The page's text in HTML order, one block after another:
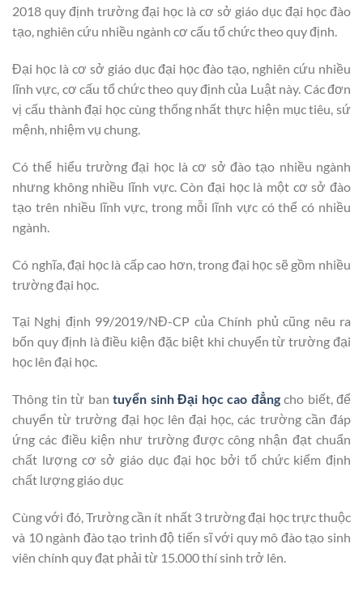
2018 quy định trường đại học là cơ sở giáo dục đại học đào
tạo, nghiên cứu nhiều ngành cơ cấu tổ chức theo quy định.
Đại học là cơ sở giáo dục đại học đào tạo, nghiên cứu nhiều
lĩnh vực, cơ cấu tổ chức theo quy định của Luật này. Các đơn
vị cấu thành đại học cùng thống nhất thực hiện mục tiêu, sứ
mệnh, nhiệm vụ chung.
Có thể hiểu trường đại học là cơ sở đào tạo nhiều ngành
nhưng không nhiều lĩnh vực. Còn đại học là một cơ sở đào
tạo trên nhiều lĩnh vực, trong mỗi lĩnh vực có thể có nhiều
ngành.
Có nghĩa, đại học là cấp cao hơn, trong đại học sẽ gồm nhiều
trường đại học.
Tại Nghị định 99/2019/NĐ-CP của Chính phủ cũng nêu ra
bốn quy định là điều kiện đặc biệt khi chuyển từ trường đại
học lên đại học.
Thông tin từ ban tuyển sinh Đại học cao đẳngcho biết, để
chuyển từ trường đại học lên đại học, các trường cần đáp
ứng các điều kiện như trường được công nhận đạt chuẩn
chất lượng cơ sở giáo dục đại học bởi tổ chức kiểm định
chất lượng giáo dục
Cùng với đó, Trường cần ít nhất 3 trường đại học trực thuộc
và 10 ngành đào tạo trình độ tiến sĩ với quy mô đào tạo sinh
viên chính quy đạt phải từ 15.000 thí sinh trở lên.